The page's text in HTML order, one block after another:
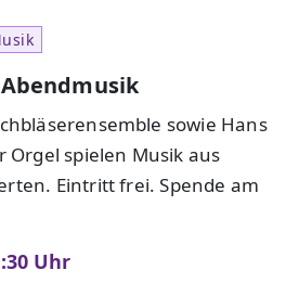
sowie Hans
Orgel spielen Musik aus
Eintritt frei. Spende am
Uhr